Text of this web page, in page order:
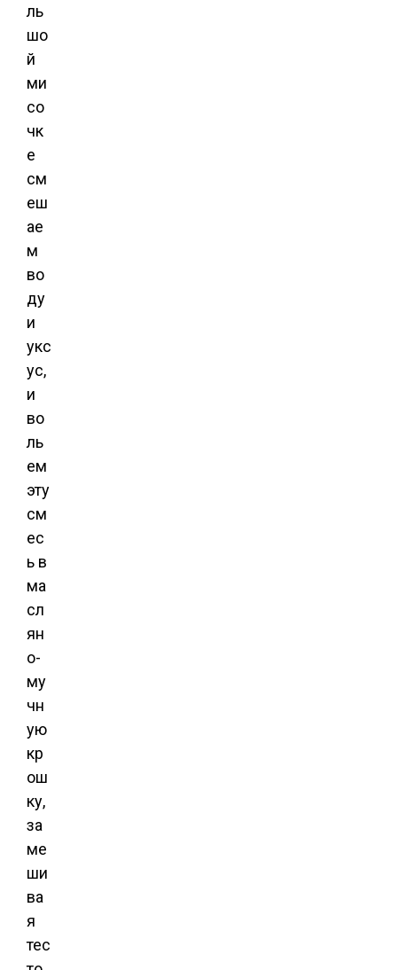
ль
шо
й
ми
со
чк
е
см
еш
ае
м
во
ду
и
укс
ус,
и
во
ль
ем
эту
см
ес
ь в
ма
сл
ян
о-
му
чн
ую
кр
ош
ку,
за
ме
ши
ва
я
тес